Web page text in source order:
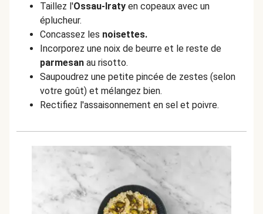
Taillez l'Ossau-Iraty en copeaux avec un
éplucheur.
Concassez les noisettes.
Incorporez une noix de beurre et le reste de
parmesan au risotto.
Saupoudrez une petite pincée de zestes (selon
votre goût) et mélangez bien.
Rectifiez l'assaisonnement en sel et poivre.